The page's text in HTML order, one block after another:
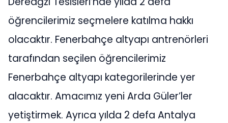
öğrencilerimiz seçmelere katılma hakkı
olacaktır. Fenerbahçe altyapı antrenörleri
tarafından seçilen öğrencilerimiz
Fenerbahçe altyapı kategorilerinde yer
alacaktır. Amacımız yeni Arda Güler’ler
yetiştirmek. Ayrıca yılda 2 defa Antalya